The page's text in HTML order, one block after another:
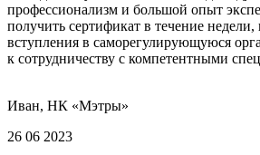
профессионализм и большой опыт
получить сертификат в течение
вступления в саморегулирующуюся
к сотрудничеству с компетентными
Иван, НК «Мэтры»
26 06 2023